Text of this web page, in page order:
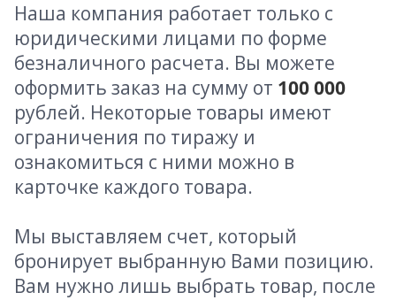
Наша компания работает только с
юридическими лицами по форме
безналичного расчета. Вы можете
оформить заказ на сумму от 100 000
рублей. Некоторые товары имеют
ограничения по тиражу и
ознакомиться с ними можно в
карточке каждого товара.
Мы выставляем счет, который
бронирует выбранную Вами позицию.
Вам нужно лишь выбрать товар, после